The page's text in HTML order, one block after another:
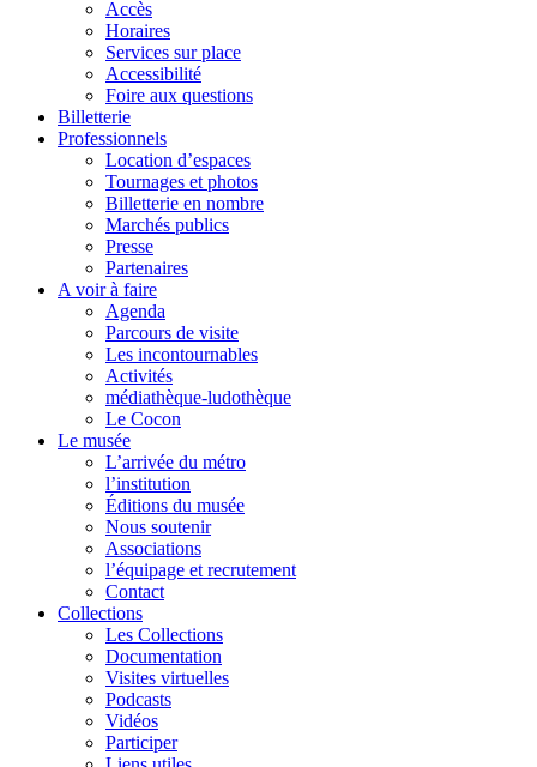
Accès
Horaires
Services sur place
Accessibilité
Foire aux questions
Billetterie
Professionnels
Location d’espaces
Tournages et photos
Billetterie en nombre
Marchés publics
Presse
Partenaires
A voir à faire
Agenda
Parcours de visite
Les incontournables
Activités
médiathèque-ludothèque
Le Cocon
Le musée
L’arrivée du métro
l’institution
Éditions du musée
Nous soutenir
Associations
l’équipage et recrutement
Contact
Collections
Les Collections
Documentation
Visites virtuelles
Podcasts
Vidéos
Participer